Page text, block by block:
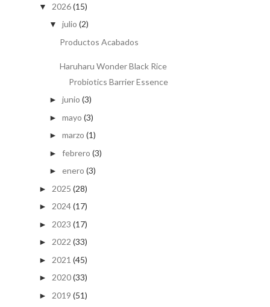
▼ 2026(15)
▼ julio (2)
Productos Acabados
Haruharu Wonder Black Rice
Probiotics Barrier Essence
► junio (3)
► mayo (3)
► marzo (1)
► febrero (3)
► enero (3)
► 2025 (28)
► 2024(17)
► 2023 (17)
► 2022 (33)
► 2021 (45)
► 2020(33)
► 2019 (51)